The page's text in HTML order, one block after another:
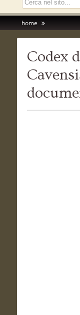
home
Codex